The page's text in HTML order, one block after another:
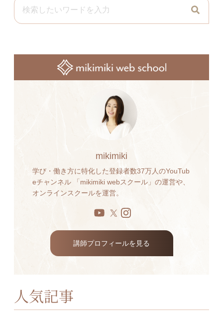
mikimiki
学び・働き方に特化した登録者数37万人のYouTub
eチャンネル 「mikimiki webスクール」の運営や、
オンラインスクールを運営。
講師プロフィールを見る
人気記事